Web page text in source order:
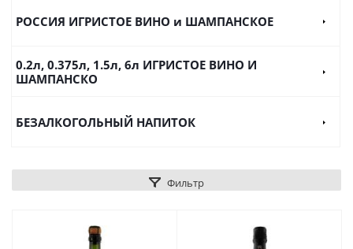
РОССИЯ ИГРИСТОЕ ВИНО и ШАМПАНСКОЕ
0.2л, 0.375л, 1.5л, 6л ИГРИСТОЕ ВИНО И
ШАМПАНСКО
БЕЗАЛКОГОЛЬНЫЙ НАПИТОК
Фильтр